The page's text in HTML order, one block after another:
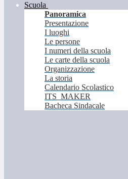
Scuola
Panoramica
Presentazione
I luoghi
Le persone
I numeri della scuola
Le carte della scuola
Organizzazione
La storia
Calendario Scolastico
ITS_MAKER
Bacheca Sindacale